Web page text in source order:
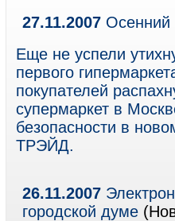
27.11.2007 Осенний
Еще не успели
первого
покупателей
супермаркет в
безопасности в
ТРЭЙД.
26.11.2007
городской думе